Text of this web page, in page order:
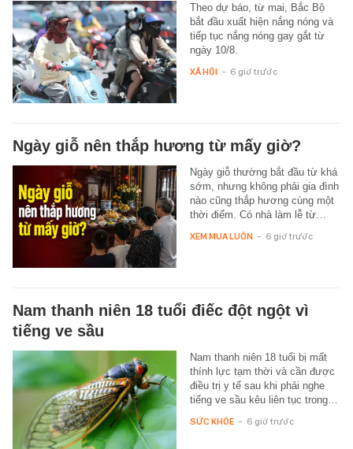
Theo dự báo, từ mai, Bắc Bộ
bắt đầu xuất hiện nắng nóng và
tiếp tục nắng nóng gay gắt từ
ngày 10/8.
XÃ HỘI - 6 giờ trước
Ngày giỗ nên thắp hương từ mấy giờ?
Ngày giỗ thường bắt đầu từ khá
sớm, nhưng không phải gia đình
nào cũng thắp hương cùng một
thời điểm. Có nhà làm lễ từ…
XEM MUA LUÔN - 6 giờ trước
Nam thanh niên 18 tuổi điếc đột ngột vì
tiếng ve sầu
Nam thanh niên 18 tuổi bị mất
thính lực tạm thời và cần được
điều trị y tế sau khi phải nghe
tiếng ve sầu kêu liên tục trong…
SỨC KHỎE - 6 giờ trước